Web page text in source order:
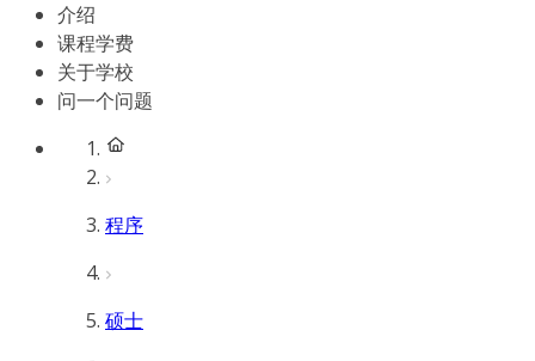
介绍
课程学费
关于学校
问一个问题
程序
硕士